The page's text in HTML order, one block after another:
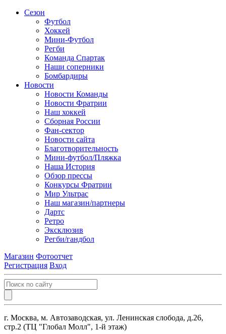
Сезон
Футбол
Хоккей
Мини-Футбол
Регби
Команда Спартак
Наши соперники
Бомбардиры
Новости
Новости Команды
Новости Фратрии
Наш хоккей
Сборная России
Фан-cектор
Новости сайта
Благотворительность
Мини-футбол/Пляжка
Наша История
Обзор прессы
Конкурсы Фратрии
Мир Ультрас
Наш магазин/партнеры
Дартс
Ретро
Эксклюзив
Регби/гандбол
Магазин Фотоотчет
Регистрация Вход
г. Москва, м. Автозаводская, ул. Ленинская слобода, д.26,
стр.2 (ТЦ "Глобал Молл", 1-й этаж)